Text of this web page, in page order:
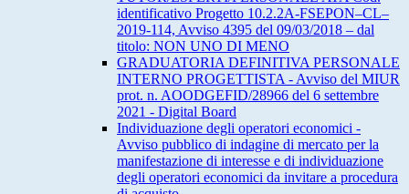
identificativo Progetto 10.2.2A-FSEPON–CL–
2019-114, Avviso 4395 del 09/03/2018 – dal
titolo: NON UNO DI MENO
GRADUATORIA DEFINITIVA PERSONALE
INTERNO PROGETTISTA - Avviso del MIUR
prot. n. AOODGEFID/28966 del 6 settembre
2021 - Digital Board
Individuazione degli operatori economici -
Avviso pubblico di indagine di mercato per la
manifestazione di interesse e di individuazione
degli operatori economici da invitare a procedura